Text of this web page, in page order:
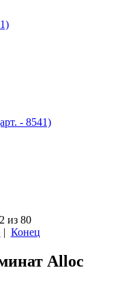
- 8541)
из 80
| Конец
Alloc